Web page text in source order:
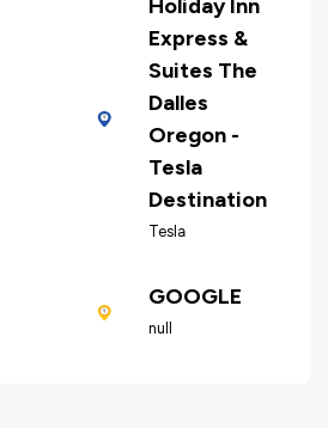
Holiday Inn
Express &
Suites The
Dalles
Oregon -
Tesla
Destination
Tesla
GOOGLE
null